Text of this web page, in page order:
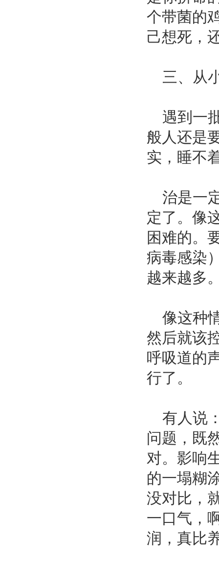
个带菌的
己想死，
三、从
遇到一
般人还是
实，睡不
治是一
定了。像
困难的。
病毒感染
越来越多
像这种
然后就该
呼吸道的
行了。
有人说
问题，既
对。影响
的一塌糊
没对比，
一口气，
润，真比